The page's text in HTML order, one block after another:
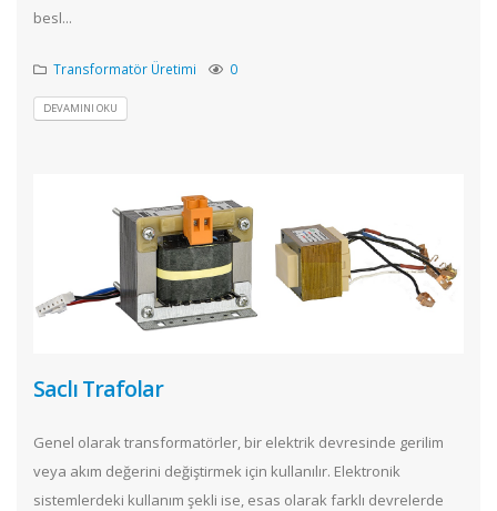
besl...
Transformatör Üretimi 0
DEVAMINI OKU
Saclı Trafolar
Genel olarak transformatörler, bir elektrik devresinde gerilim
veya akım değerini değiştirmek için kullanılır. Elektronik
sistemlerdeki kullanım şekli ise, esas olarak farklı devrelerde